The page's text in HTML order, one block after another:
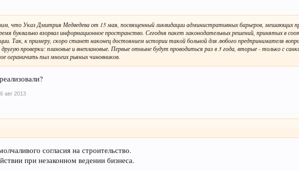
что Указ Дмитрия Медведева от 15 мая, посвященный ликвидации административных барьеров, мешающих
буквально взорвал информационное пространство. Сегодня пакет законодательных решений, принятых в
Так, к примеру, скоро станет наконец достоянием истории такой больной для любого предпринимателя
проверки: плановые и внеплановые. Первые отныне будут проводиться раз в 3 года, вторые - только с
ограничить пыл многих рьяных чиновников.
6 авг 2013
согласия на строительство.
при незаконном ведении бизнеса.